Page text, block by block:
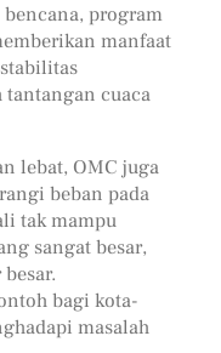
program
manfaat
cuaca
lebat, OMC juga
beban pada
tak mampu
sangat besar,
bagi kota-
masalah